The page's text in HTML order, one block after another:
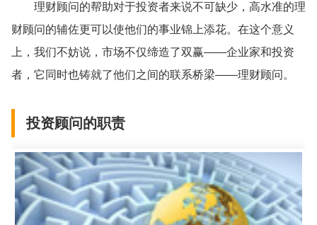
理财顾问的帮助对于投资者来说不可缺少，高水准的理
财顾问的辅佐更可以使他们的事业锦上添花。在这个意义
上，我们不妨说，市场不仅缔造了双赢——企业家和投资
者，它同时也铸就了他们之间的联系桥梁——理财顾问。
投资顾问的职责